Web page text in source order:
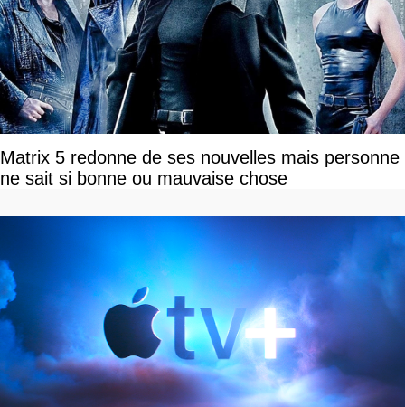
Matrix 5 redonne de ses nouvelles mais personne
ne sait si bonne ou mauvaise chose